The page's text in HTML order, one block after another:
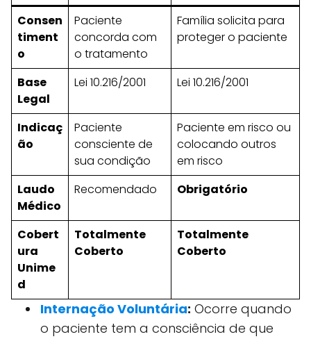
Consen
timent
o
Paciente
concorda com
o tratamento
Família solicita para
proteger o paciente
Base
Legal
Lei 10.216/2001 Lei 10.216/2001
Indicaç
ão
Paciente
consciente de
sua condição
Paciente em risco ou
colocando outros
em risco
Laudo
Médico
Recomendado Obrigatório
Cobert
ura
Unime
d
Totalmente
Coberto
Totalmente
Coberto
Internação Voluntária: Ocorre quando
o paciente tem a consciência de que